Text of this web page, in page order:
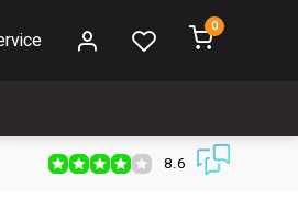
0
Verzendkosten € 2,95 (NL)
8.6